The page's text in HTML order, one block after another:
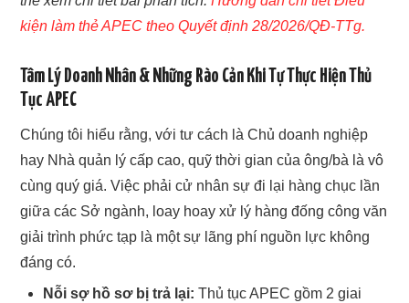
kiện làm thẻ APEC theo Quyết định 28/2026/QĐ-TTg.
Tâm Lý Doanh Nhân & Những Rào Cản Khi Tự Thực Hiện Thủ
Tục APEC
Chúng tôi hiểu rằng, với tư cách là Chủ doanh nghiệp
hay Nhà quản lý cấp cao, quỹ thời gian của ông/bà là vô
cùng quý giá. Việc phải cử nhân sự đi lại hàng chục lần
giữa các Sở ngành, loay hoay xử lý hàng đống công văn
giải trình phức tạp là một sự lãng phí nguồn lực không
đáng có.
Nỗi sợ hồ sơ bị trả lại: Thủ tục APEC gồm 2 giai